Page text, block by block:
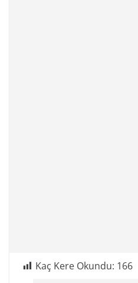
Kaç Kere Okundu: 166